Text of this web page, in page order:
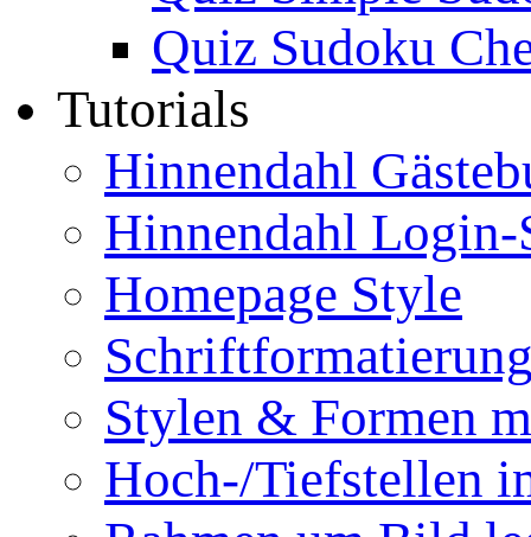
Quiz Sudoku
Tutorials
Hinnendahl
Hinnendahl Login-
Homepage Style
Stylen & Formen
Hoch-/Tiefstellen